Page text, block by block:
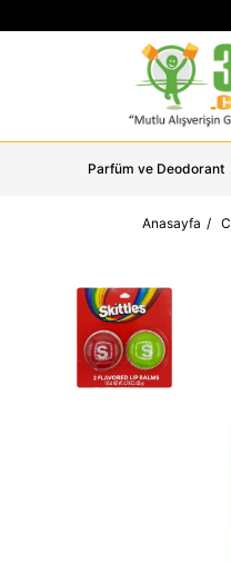
Parfüm ve Deodorant
Anasayfa